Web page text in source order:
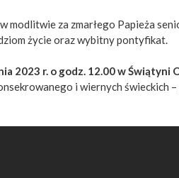
modlitwie za zmarłego Papieża
życie oraz wybitny pontyfikat.
2023 r. o godz. 12.00 w Świątyni
i wiernych świeckich